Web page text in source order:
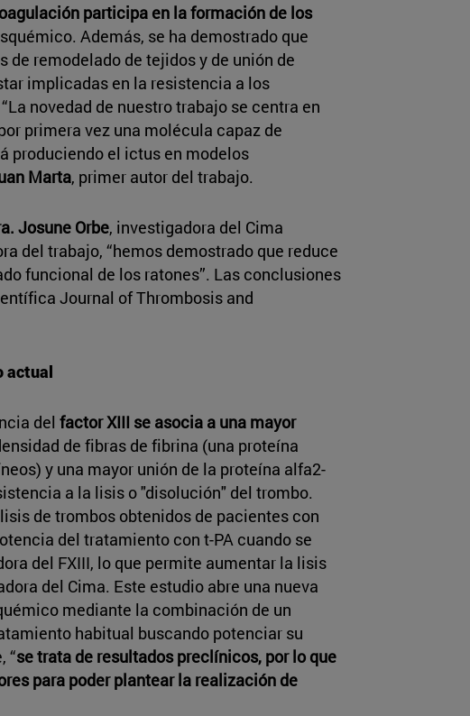
participa en la formación de los
Además, se ha demostrado que
de remodelado de tejidos y de unión de
implicadas en la resistencia a los
novedad de nuestro trabajo se centra en
primera vez una molécula capaz de
produciendo el ictus en modelos
Marta, primer autor del trabajo.
Josune Orbe, investigadora del Cima
del trabajo, “hemos demostrado que reduce
funcional de los ratones”. Las conclusiones
Journal of Thrombosis and
actual
del factor XIII se asocia a una mayor
de fibras de fibrina (una proteína
y una mayor unión de la proteína alfa2-
a la lisis o "disolución" del trombo.
de trombos obtenidos de pacientes con
del tratamiento con t-PA cuando se
del FXIII, lo que permite aumentar la lisis
del Cima. Este estudio abre una nueva
mediante la combinación de un
habitual buscando potenciar su
“se trata de resultados preclínicos, por lo que
para poder plantear la realización de